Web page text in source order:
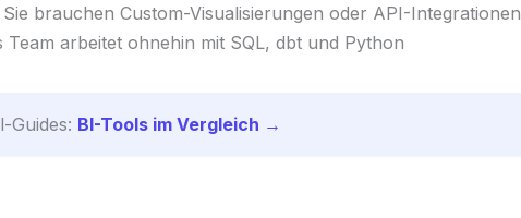
Sie brauchen Custom-Visualisierungen oder API-Integrationen
Team arbeitet ohnehin mit SQL, dbt und Python
Guides: BI-Tools im Vergleich →